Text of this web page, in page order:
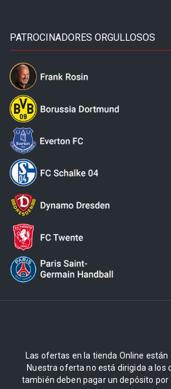
PATROCINADORES ORGULLOSOS
Las ofertas en la tienda Online
Nuestra oferta no está dirigida a los
también deben pagar un depósito